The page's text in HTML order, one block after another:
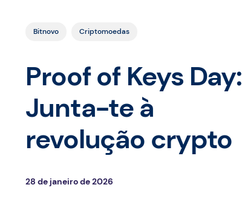
Bitnovo Criptomoedas
Proof of Keys Day:
Junta-te à
revolução crypto
28 de janeiro de 2026